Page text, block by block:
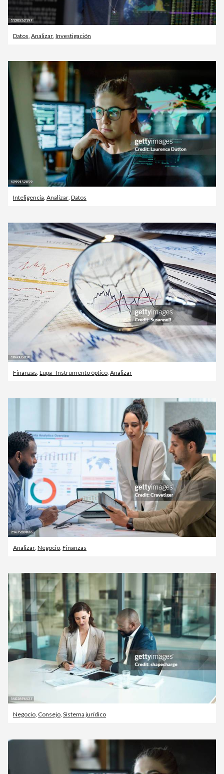
Datos, Analizar, Investigación
Inteligencia Analizar Datos
Finanzas, Lupa - Instrumento óptico, Analizar
Analizar Negocio Finanzas
Negocio Consejo Sistema jurídico